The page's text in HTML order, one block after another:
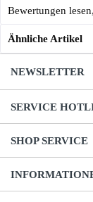
Bewertungen
Ähnliche Artikel
NEWSLETTER
SERVICE
SHOP SERVICE